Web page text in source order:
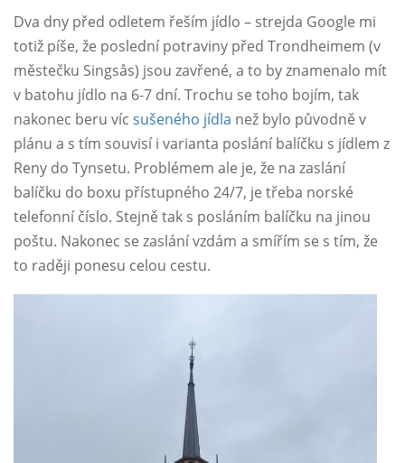
Dva dny před odletem řeším jídlo – strejda Google mi
totiž píše, že poslední potraviny před Trondheimem (v
městečku Singsås) jsou zavřené, a to by znamenalo mít
v batohu jídlo na 6-7 dní. Trochu se toho bojím, tak
nakonec beru víc sušeného jídla než bylo původně v
plánu a s tím souvisí i varianta poslání balíčku s jídlem z
Reny do Tynsetu. Problémem ale je, že na zaslání
balíčku do boxu přístupného 24/7, je třeba norské
telefonní číslo. Stejně tak s posláním balíčku na jinou
poštu. Nakonec se zaslání vzdám a smířím se s tím, že
to raději ponesu celou cestu.